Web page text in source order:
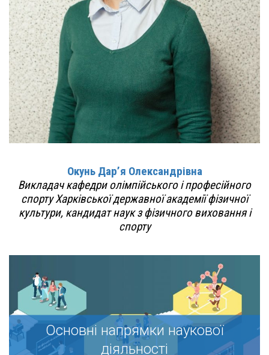
Окунь Дар’я Олександрівна
Викладач кафедри олімпійського і професійного
спорту Харківської державної академії фізичної
культури, кандидат наук з фізичного виховання і
спорту
Основні напрямки наукової
діяльності
Основні напрямки наукової
діяльності